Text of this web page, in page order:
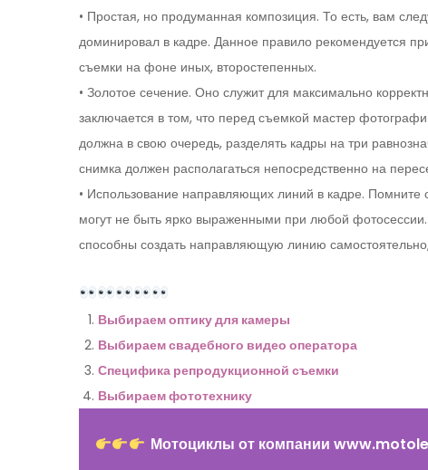
• Простая, но продуманная композиция. То есть, вам
доминировал в кадре. Данное правило рекомендуется
съемки на фоне иных, второстепенных.
• Золотое сечение. Оно служит для максимально
заключается в том, что перед съемкой мастер
должна в свою очередь, разделять кадры на три
снимка должен располагаться непосредственно на
• Использование направляющих линий в кадре. Помните
могут не быть ярко выраженными при любой
способны создать направляющую линию
Выбираем оптику для камеры
Выбираем свадебного видео оператора
Специфика репродукционной съемки
Выбираем фототехнику
Мотоциклы от компании